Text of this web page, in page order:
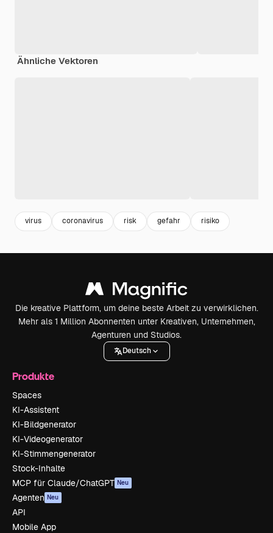
Ähnliche Vektoren
virus coronavirus risk gefahr risiko
Die kreative Plattform, um deine beste Arbeit zu verwirklichen.
Mehr als 1 Million Abonnenten unter Kreativen, Unternehmen,
Agenturen und Studios.
Deutsch
Produkte
Spaces
KI-Assistent
KI-Bildgenerator
KI-Videogenerator
KI-Stimmengenerator
Stock-Inhalte
MCP für Claude/ChatGPT Neu
Agenten Neu
API
Mobile App